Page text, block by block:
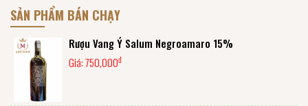
SẢN PHẨM BÁN CHẠY
Rượu Vang Ý Salum Negroamaro 15%
Giá:750,000đ